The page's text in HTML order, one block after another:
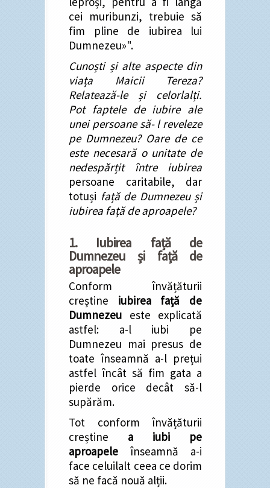
cei muribunzi, trebuie să
fim pline de iubirea lui
Dumnezeu»".
Cunoști și alte aspecte din
viața Maicii Tereza?
Relatează-le și celorlalți.
Pot faptele de iubire ale
unei persoane să- l reveleze
pe Dumnezeu? Oare de ce
este necesară o unitate de
nedespărțit între iubirea
persoane caritabile, dar
totuși față de Dumnezeu și
iubirea față de aproapele?
1. Iubirea față de
Dumnezeu și față de
aproapele
Conform învățăturii
creștine iubirea față de
Dumnezeu este explicată
astfel: a-l iubi pe
Dumnezeu mai presus de
toate înseamnă a-l prețui
astfel încât să fim gata a
pierde orice decât să-l
supărăm.
Tot conform învățăturii
creștine a iubi pe
aproapele înseamnă a-i
face celuilalt ceea ce dorim
să ne facă nouă alții.